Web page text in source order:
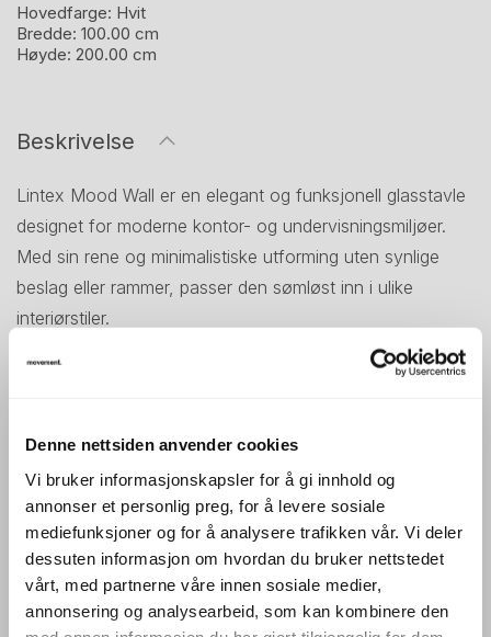
Denne nettsiden anvender cookies
Vi bruker informasjonskapsler for å gi innhold og
annonser et personlig preg, for å levere sosiale
mediefunksjoner og for å analysere trafikken vår. Vi deler
dessuten informasjon om hvordan du bruker nettstedet
vårt, med partnerne våre innen sosiale medier,
annonsering og analysearbeid, som kan kombinere den
Hovedfarge: Hvit
Bredde: 100.00 cm
Høyde: 200.00 cm
Beskrivelse
Lintex Mood Wall er en elegant og funksjonell glasstavle
designet for moderne kontor- og undervisningsmiljøer.
Med sin rene og minimalistiske utforming uten synlige
beslag eller rammer, passer den sømløst inn i ulike
interiørstiler.
Tavlen er laget av herdet, lavjernsglass, noe som gir en
seg godt for daglig bruk med whiteboardpenner og sterke
magneter. Denne modellen kan kun monteres loddrett –
med 100 cm bredde og 200 cm høyde.
▪ Magnetisk skriveflate – Egnet for både skriving og
oppheng av notater
▪ Herdet lavjernsglass – Gir en klar og fargeekte overflate